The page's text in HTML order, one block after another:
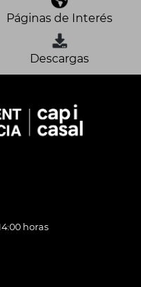
Páginas de Interés
Descargas
horas